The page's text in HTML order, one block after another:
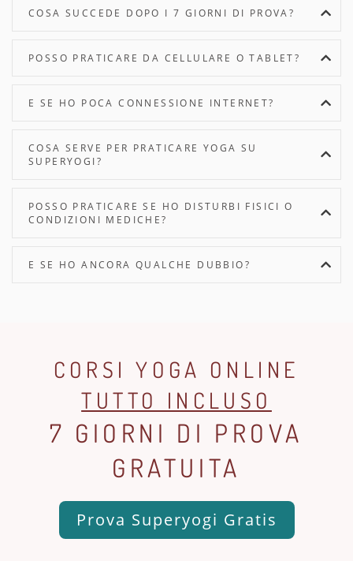
COSA SUCCEDE DOPO I 7 GIORNI DI PROVA?
POSSO PRATICARE DA CELLULARE O TABLET?
E SE HO POCA CONNESSIONE INTERNET?
COSA SERVE PER PRATICARE YOGA SU
SUPERYOGI?
POSSO PRATICARE SE HO DISTURBI FISICI O
CONDIZIONI MEDICHE?
E SE HO ANCORA QUALCHE DUBBIO?
CORSI YOGA ONLINE
TUTTO INCLUSO
7 GIORNI DI PROVA
GRATUITA
Prova Superyogi Gratis